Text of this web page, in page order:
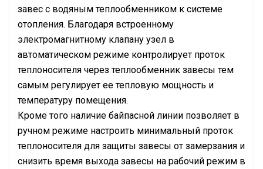
завес с водяным теплообменником к системе
отопления. Благодаря встроенному
электромагнитному клапану узел в
автоматическом режиме контролирует проток
теплоносителя через теплообменник завесы тем
самым регулирует ее тепловую мощность и
температуру помещения.
Кроме того наличие байпасной линии позволяет в
ручном режиме настроить минимальный проток
теплоносителя для защиты завесы от замерзания и
снизить время выхода завесы на рабочий режим в